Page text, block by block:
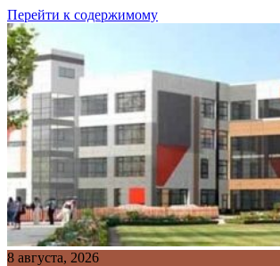
Перейти к содержимому
8 августа, 2026